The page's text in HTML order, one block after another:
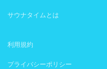
サウナタイムとは
利用規約
プライバシーポリシー